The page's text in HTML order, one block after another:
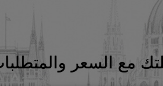
مع السعر